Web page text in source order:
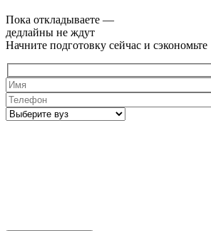
Пока откладываете —
дедлайны не ждут
Начните подготовку сейчас и сэкономьте